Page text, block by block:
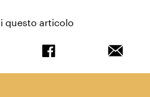
questo articolo